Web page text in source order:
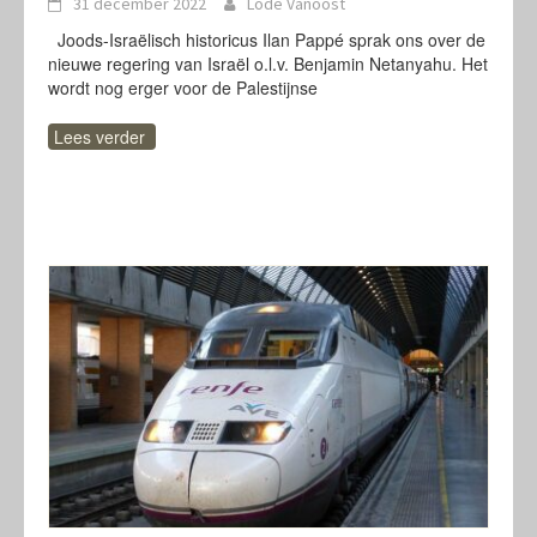
Joods-Israëlisch historicus Ilan Pappé sprak ons over de
nieuwe regering van Israël o.l.v. Benjamin Netanyahu. Het
wordt nog erger voor de Palestijnse
Lees verder